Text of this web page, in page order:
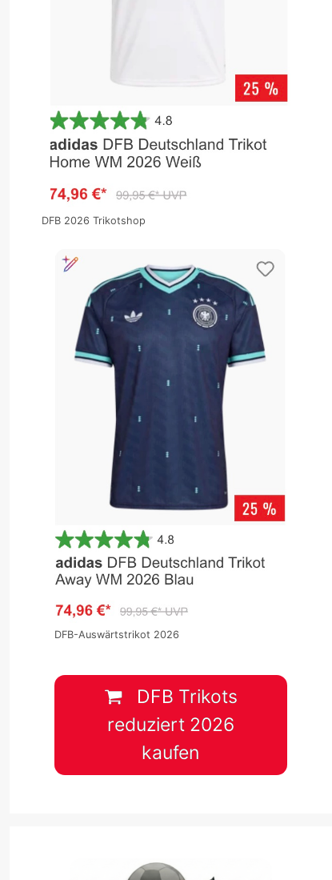
Bundesliga 2023/2024
Spieltag 27
0: 2
30 März - 16:30
Spieltag 27
DFB 2026 Trikotshop
DFB-Auswärtstrikot 2026
DFB Trikots
reduziert 2026
kaufen